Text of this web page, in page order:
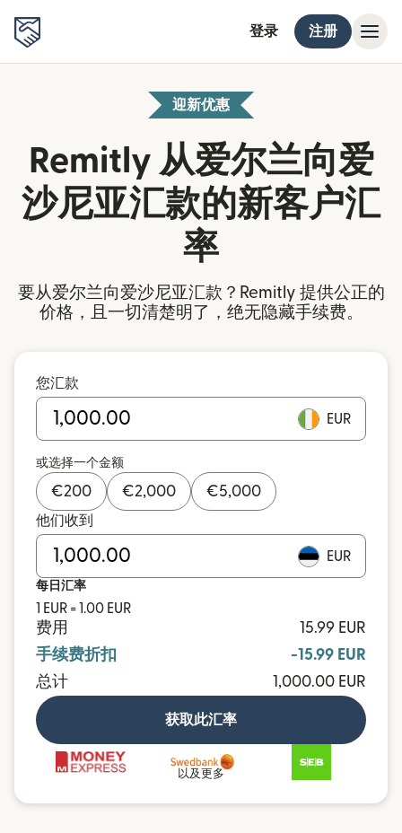
登录 注册
迎新优惠
Remitly 从爱尔兰向爱
沙尼亚汇款的新客户汇
率
要从爱尔兰向爱沙尼亚汇款？Remitly 提供公正的
价格，且一切清楚明了，绝无隐藏手续费。
您汇款
EUR
或选择一个金额
€200 €2,000 €5,000
他们收到
EUR
每日汇率
1 EUR = 1.00 EUR
费用
15.99 EUR
手续费折扣
-15.99 EUR
总计
1,000.00 EUR
获取此汇率
以及更多